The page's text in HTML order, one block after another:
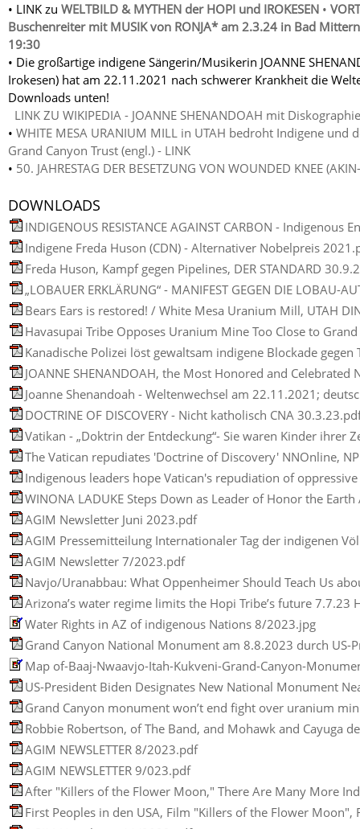
• LINK zu WELTBILD & MYTHEN der HOPI und IROKESEN •
Buschenreiter mit MUSIK von RONJA* am 2.3.24 in Bad
19:30
• Die großartige indigene Sängerin/Musikerin JOANNE
Irokesen) hat am 22.11.2021 nach schwerer Krankheit die
Downloads unten!
LINK ZU WIKIPEDIA - JOANNE SHENANDOAH
• WHITE MESA URANIUM MILL in UTAH bedroht Indigene und
Grand Canyon Trust (engl.) - LINK
• 50. JAHRESTAG DER BESETZUNG VON WOUNDED KNEE
DOWNLOADS
INDIGENOUS RESISTANCE AGAINST CARBON -
Indigene Freda Huson (CDN) - Alternativer Nobelpreis
Freda Huson, Kampf gegen Pipelines, DER STANDARD
„LOBAUER ERKLÄRUNG“ - MANIFEST GEGEN DIE LOBAU-
Bears Ears is restored! / White Mesa Uranium Mill, UTAH
JOANNE SHENANDOAH, the Most Honored and
Joanne Shenandoah - Weltenwechsel am 22.11.2021;
DOCTRINE OF DISCOVERY - Nicht katholisch CNA
Vatikan - „Doktrin der Entdeckung“- Sie waren Kinder ihrer
The Vatican repudiates 'Doctrine of Discovery' NNOnline,
Indigenous leaders hope Vatican's repudiation of
AGIM Newsletter Juni 2023.pdf
AGIM Pressemitteilung Internationaler Tag der indigenen
AGIM Newsletter 7/2023.pdf
Navjo/Uranabbau: What Oppenheimer Should Teach Us
Arizona’s water regime limits the Hopi Tribe’s future 7.7.23
Water Rights in AZ of indigenous Nations 8/2023.jpg
Grand Canyon National Monument am 8.8.2023 durch US-
Map of-Baaj-Nwaavjo-Itah-Kukveni-Grand-Canyon-
US-President Biden Designates New National Monument
Grand Canyon monument won’t end fight over uranium
Robbie Robertson, of The Band, and Mohawk and Cayuga
AGIM NEWSLETTER 8/2023.pdf
AGIM NEWSLETTER 9/023.pdf
First Peoples in den USA, Film "Killers of the Flower